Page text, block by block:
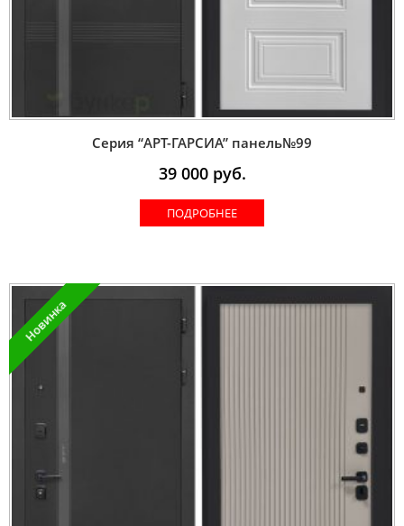
Серия “AРT-ГАРСИА” панель№99
39 000руб.
ПОДРОБНЕЕ
Новинка